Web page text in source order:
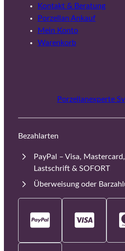
Kontakt & Beratung
Porzellan Ankauf
Mein Konto
Warenkorb
Porzellanexperte
Bezahlarten
PayPal – Visa,
Lastschrift & SOFORT
Überweisung oder